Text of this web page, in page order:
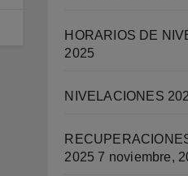
HORARIOS DE
2025
NIVELACIONES
2025 7 noviembre,